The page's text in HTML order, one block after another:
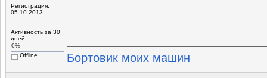
Регистрация:
05.10.2013
Активность за 30
дней
0%
Offline
Бортовик моих машин